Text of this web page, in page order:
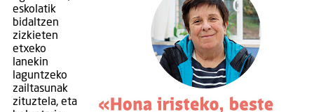
eskolatik
bidaltzen
zizkieten
etxeko
lanekin
laguntzeko
zailtasunak
zituztela, eta